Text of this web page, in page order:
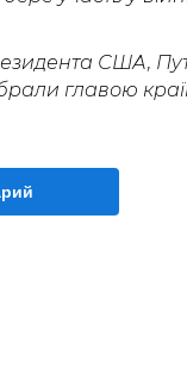
США,
главою